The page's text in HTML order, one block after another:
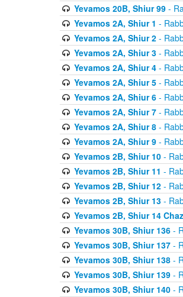
Yevamos 20B, Shiur 99-
Yevamos 2A, Shiur 1 -
Yevamos 2A, Shiur 2-
Yevamos 2A, Shiur 3-
Yevamos 2A, Shiur 4-
Yevamos 2A, Shiur 5-
Yevamos 2A, Shiur 6-
Yevamos 2A, Shiur 7-
Yevamos 2A, Shiur 8-
Yevamos 2A, Shiur 9-
Yevamos 2B, Shiur 10-
Yevamos 2B, Shiur 11 -
Yevamos 2B, Shiur 12-
Yevamos 2B, Shiur 13-
Yevamos 2B, Shiur 14
Yevamos 30B, Shiur 136-
Yevamos 30B, Shiur 137-
Yevamos 30B, Shiur 138-
Yevamos 30B, Shiur 139-
Yevamos 30B, Shiur 140-